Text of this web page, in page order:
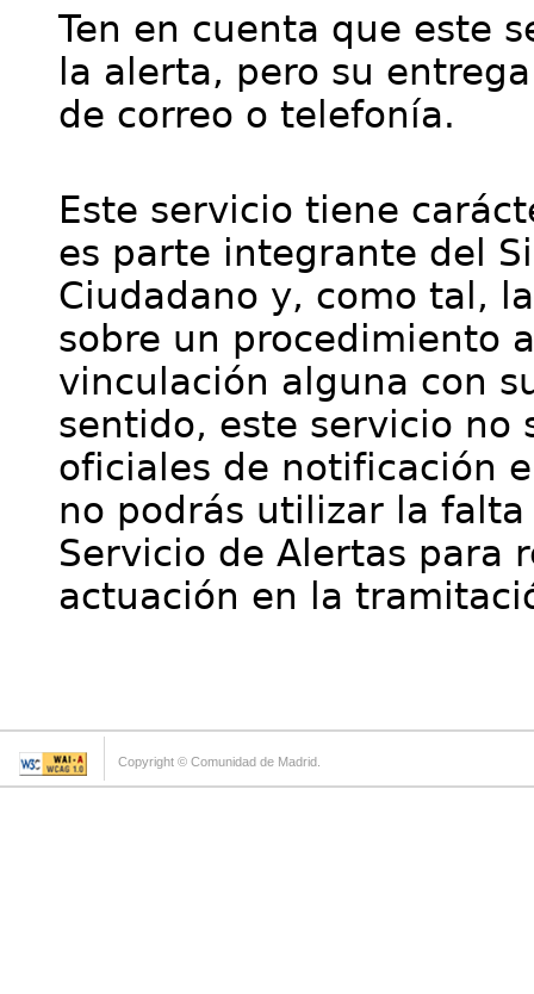
Ten en cuenta que este
la alerta, pero su
de correo o telefonía.
Este servicio tiene
es parte integrante del
Ciudadano y, como tal,
sobre un procedimiento
vinculación alguna con
sentido, este servicio no
oficiales de notificación
no podrás utilizar la
Servicio de Alertas para
actuación en la
Copyright © Comunidad de Madrid.